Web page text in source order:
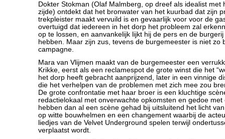
Dokter Stokman (Olaf Malmberg, op dreef als idealist met
zijde) ontdekt dat het bronwater van het kuurbad dat zijn
trekpleister maakt vervuild is en gevaarlijk voor voor de
overtuigd dat iedereen in het dorp het probleem zal
op te lossen, en aanvankelijk lijkt hij de pers en de
hebben. Maar zijn zus, tevens de burgemeester is niet zo
campagne.
Mara van Vlijmen maakt van de burgemeester een
Krikke, eerst als een reclamespot de grote winst die het
het dorp heeft gebracht aanprijzend, later in een vinnige
die het verhelpen van de problemen met zich mee zou
De grote confrontatie met haar broer is een kluchtige
redactielokaal met onverwachte opkomsten en gedoe met
hebben dan al een scène gehad bij uitsluitend het licht
op witte bouwhelmen en een changement waarbij de
liedjes van de Velvet Underground spelen terwijl
verplaatst wordt.